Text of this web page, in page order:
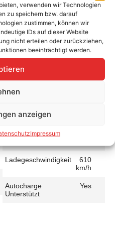
verwenden wir Technologien
zu speichern bzw. darauf
zustimmen, können wir
IDs auf dieser Website
nicht erteilen oder zurückziehen,
beeinträchtigt werden.
anzeigen
Impressum
am Fahrtziel
Ladezeit (0-
>490 Km)
7h45m
Ladegeschwindigkeit55 km/h
Ladezeit (49-
Ladegeschwindigkeit
610
km/h
Autocharge
Unterstützt
Yes